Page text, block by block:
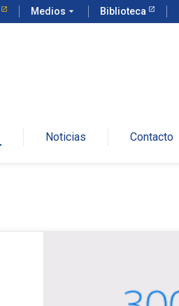
Medios arrow_drop_down Biblioteca
Noticias Contacto